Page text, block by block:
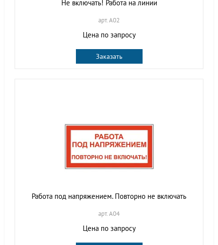
Не включать! Работа на линии
арт. A02
Цена по запросу
Заказать
Работа под напряжением. Повторно не включать
арт. A04
Цена по запросу